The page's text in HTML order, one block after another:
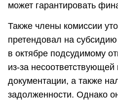
может гарантировать
Также члены комиссии
претендовал на
в октябре подсудимому
из-за несоответствующей
документации, а также
задолженности. Однако